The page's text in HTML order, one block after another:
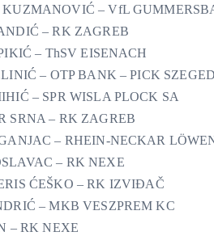
– VfL
– RK ZAGREB
– ThSV EISENACH
– OTP BANK – PICK SZEGED
– SPR WISLA PLOCK SA
SRNA – RK ZAGREB
– RHEIN-NECKAR
– RK NEXE
ĆEŠKO – RK IZVIĐAČ
– MKB VESZPREM KC
– RK NEXE